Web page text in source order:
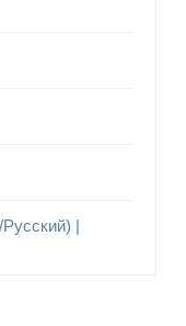
|